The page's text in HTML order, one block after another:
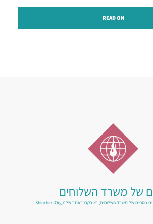
READ ON
של משרד השלוחים
נוספים של משרד השלוחים, נא בקרו באתר שלנוShluchim.org